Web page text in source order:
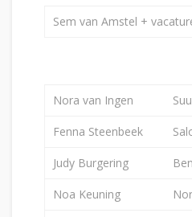
Sem van Amstel +
Nora van Ingen
Fenna Steenbeek
Judy Burgering
Noa Keuning